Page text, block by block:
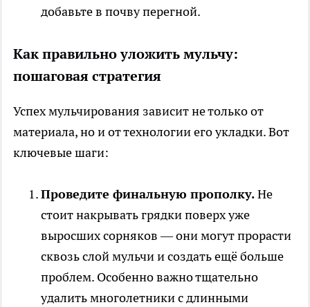
добавьте в почву перегной.
Как правильно уложить мульчу:
пошаговая стратегия
Успех мульчирования зависит не только от
материала, но и от технологии его укладки. Вот
ключевые шаги:
Проведите финальную прополку.Не
стоит накрывать грядки поверх уже
выросших сорняков — они могут прорасти
сквозь слой мульчи и создать ещё больше
проблем. Особенно важно тщательно
удалить многолетники с длинными